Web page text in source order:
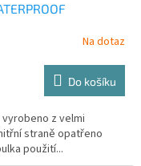
Na dotaz
Do košíku
z velmi
straně opatřeno
použití...